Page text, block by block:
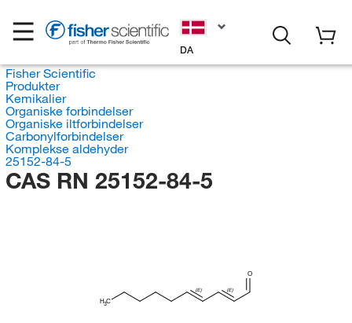
DA
Fisher Scientific
Produkter
Kemikalier
Organiske forbindelser
Organiske iltforbindelser
Carbonylforbindelser
Komplekse aldehyder
25152-84-5
CAS RN 25152-84-5
H3C
O
(E) (E)